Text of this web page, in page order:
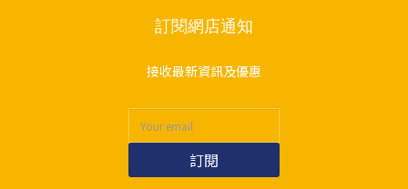
訂閱網店通知
接收最新資訊及優惠
訂閱